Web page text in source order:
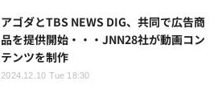
アゴダとTBS NEWS DIG、共同で広告商
品を提供開始・・・JNN28社が動画コン
テンツを制作
2024.12.10 Tue 18:30